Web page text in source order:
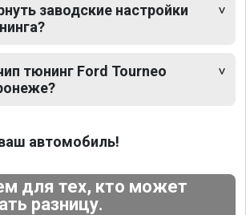
заводские настройки
тюнинг Ford Tourneo
автомобиль!
для тех, кто может
разницу.